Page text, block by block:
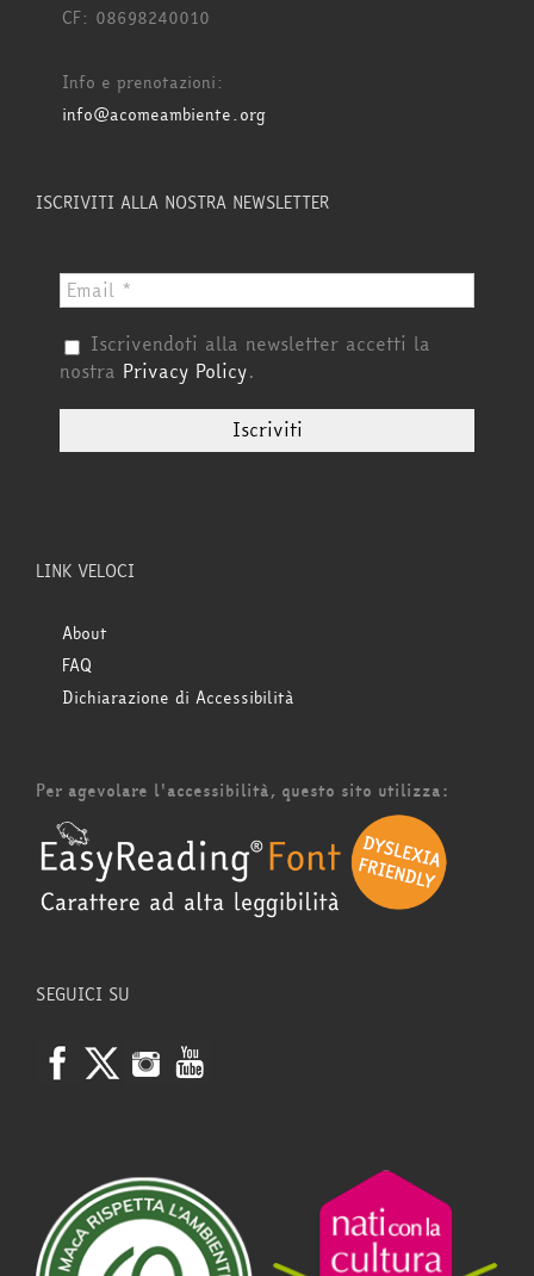
CF: 08698240010
Info e prenotazioni:
info@acomeambiente.org
ISCRIVITI ALLA NOSTRA NEWSLETTER
Iscrivendoti alla newsletter accetti la
nostra Privacy Policy.
LINK VELOCI
About
FAQ
Dichiarazione di Accessibilità
Per agevolare l'accessibilità, questo sito utilizza:
SEGUICI SU